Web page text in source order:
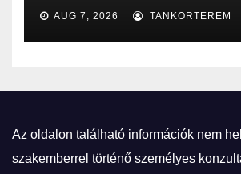
AUG 7, 2026 TANKORTEREM
Az oldalon található információk nem
szakemberrel történő személyes